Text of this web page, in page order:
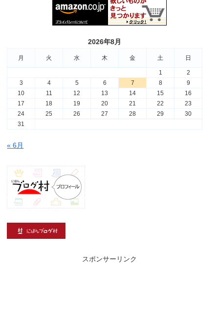
2026年8月
月 火 水 木 金 土 日
1
2
3
4 5 6 7 8
9
10
11 12 13 14 15
16
17
18 19 20 21 22
23
24
25 26 27 28 29
30
31
« 6月
スポンサーリンク